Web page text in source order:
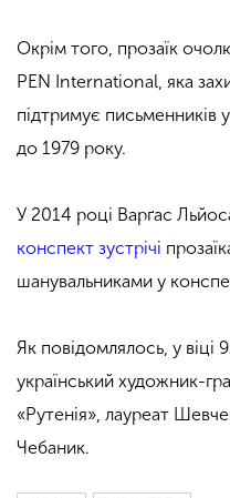
Окрім того, прозаїк
PEN International, яка
підтримує письменників
до 1979 року.
У 2014 році Варґас
конспект зустрічі
шанувальниками у
Як повідомлялось, у віці
український художник-
«Рутенія», лауреат
Чебаник.